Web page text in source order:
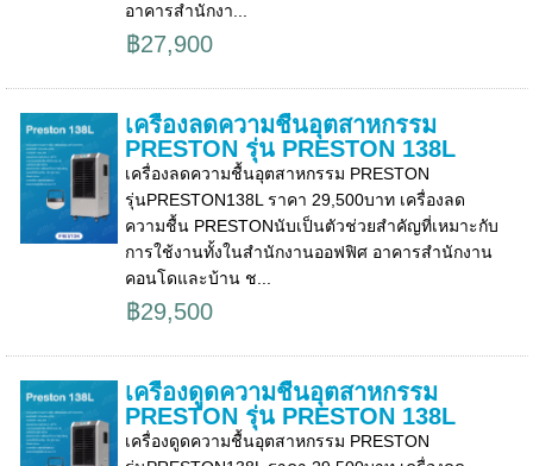
อาคารสำนักงา...
฿27,900
เครื่องลดความชื้นอุตสาหกรรม
PRESTON รุ่น PRESTON 138L
เครื่องลดความชื้นอุตสาหกรรม PRESTON
รุ่นPRESTON138L ราคา 29,500บาท เครื่องลด
ความชื้น PRESTONนับเป็นตัวช่วยสำคัญที่เหมาะกับ
การใช้งานทั้งในสำนักงานออฟฟิศ อาคารสำนักงาน
คอนโดและบ้าน ช...
฿29,500
เครื่องดูดความชื้นอุตสาหกรรม
PRESTON รุ่น PRESTON 138L
เครื่องดูดความชื้นอุตสาหกรรม PRESTON